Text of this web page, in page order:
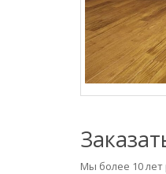
Мы более 10